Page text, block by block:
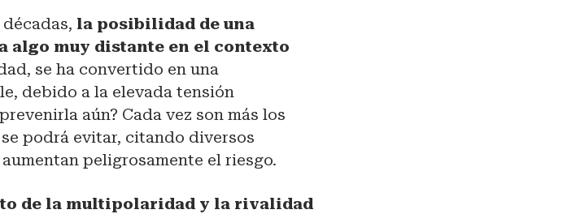
la posibilidad de una
algo muy distante en el contexto
se ha convertido en una
debido a la elevada tensión
aún? Cada vez son más los
podrá evitar, citando diversos
peligrosamente el riesgo.
de la multipolaridad y la rivalidad